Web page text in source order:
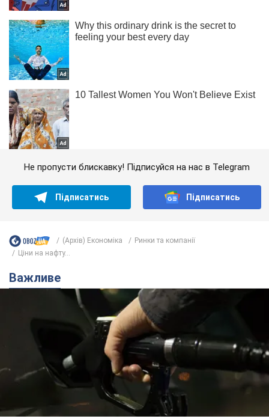
Не пропусти блискавку! Підписуйся на нас в Telegram
Підписатись Підписатись
(Архів) Економіка
Ринки та компанії
Ціни на нафту...
Важливе